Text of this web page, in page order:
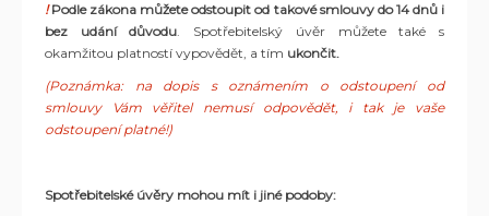
!Podle zákona můžete odstoupit od takové smlouvy do 14 dnů i
bez udání důvodu. Spotřebitelský úvěr můžete také s
okamžitou platností vypovědět, a tím ukončit.
(Poznámka: na dopis s oznámením o odstoupení od
smlouvy Vám věřitel nemusí odpovědět, i tak je vaše
odstoupení platné!)
Spotřebitelské úvěry mohou mít i jiné podoby: